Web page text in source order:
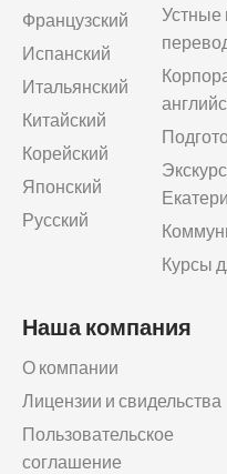
Французский
Испанский
Итальянский
Китайский
Корейский
Японский
Русский
Устные
Курсы
Наша компания
О компании
Лицензии и свидельства
Пользовательское
соглашение